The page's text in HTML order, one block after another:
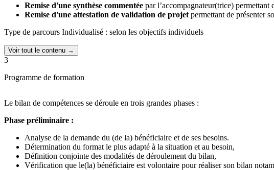
Analyse des compétences : savoir, savoir-faire et savoir-être,
Identification des « possibles », définition du projet et du plan d'action.
Phase de conclusion (4h) :
Remise d'une synthèse écrite reprenant le projet, les points d'appui, les axes de
Les cartes des valeurs,
Le test des 32 figures du destin professionnel,
Le test de personnalité de Jung,
Le modèle des compétences de l'arbre,
Le test d’assertivité.
Remise d'une synthèse commentée par l’accompagnateur(trice) permettant
Remise d'une attestation de validation de projet permettant de présenter
Type de parcours Individualisé : selon les objectifs individuels
Voir tout le contenu →
3
Programme de formation
Le bilan de compétences se déroule en trois grandes phases :
Phase préliminaire :
Analyse de la demande du (de la) bénéficiaire et de ses besoins.
Détermination du format le plus adapté à la situation et au besoin,
Définition conjointe des modalités de déroulement du bilan,
Vérification que le(la) bénéficiaire est volontaire pour réaliser son bilan